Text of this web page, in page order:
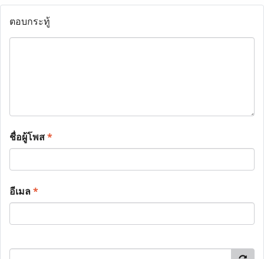
ตอบกระทู้
ชื่อผู้โพส*
อีเมล*